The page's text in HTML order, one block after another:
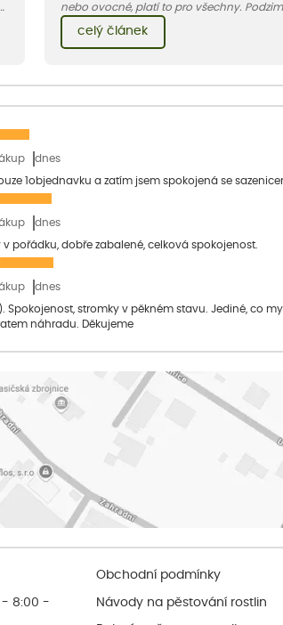
nebo ovocné, platí to pro všechny.
růst v následujícím roce, urychlí kvetení i
zkrátka po všech stránkách.
celý článek
dnes
1objednavku a zatím jsem spokojená se
dnes
v pořádku, dobře zabalené, celková spokojenost.
dnes
Spokojenost, stromky v pěkném stavu. Jediné, co
náhradu. Děkujeme
- 8:00 -
Obchodní podmínky
Návody na pěstování rostlin